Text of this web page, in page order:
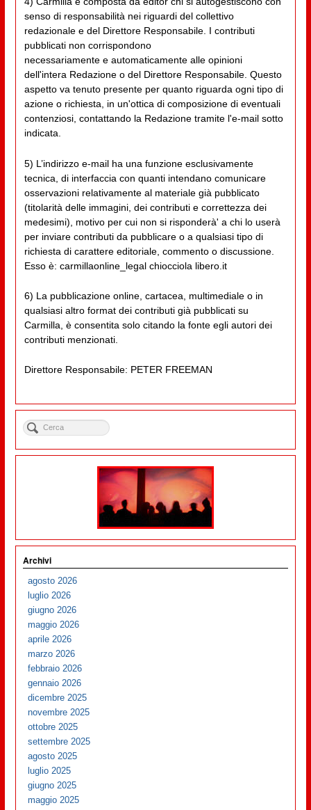
senso di responsabilità nei riguardi del collettivo
redazionale e del Direttore Responsabile. I contributi
pubblicati non corrispondono
necessariamente e automaticamente alle opinioni
dell'intera Redazione o del Direttore Responsabile. Questo
aspetto va tenuto presente per quanto riguarda ogni tipo di
azione o richiesta, in un'ottica di composizione di eventuali
contenziosi, contattando la Redazione tramite l'e-mail sotto
indicata.
5) L’indirizzo e-mail ha una funzione esclusivamente
tecnica, di interfaccia con quanti intendano comunicare
osservazioni relativamente al materiale già pubblicato
(titolarità delle immagini, dei contributi e correttezza dei
medesimi), motivo per cui non si risponderà' a chi lo userà
per inviare contributi da pubblicare o a qualsiasi tipo di
richiesta di carattere editoriale, commento o discussione.
Esso è: carmillaonline_legal chiocciola libero.it
6) La pubblicazione online, cartacea, multimediale o in
qualsiasi altro format dei contributi già pubblicati su
Carmilla, è consentita solo citando la fonte egli autori dei
contributi menzionati.
Direttore Responsabile: PETER FREEMAN
Archivi
agosto 2026
luglio 2026
giugno 2026
maggio 2026
aprile 2026
marzo 2026
febbraio 2026
gennaio 2026
dicembre 2025
novembre 2025
ottobre 2025
settembre 2025
agosto 2025
luglio 2025
giugno 2025
maggio 2025